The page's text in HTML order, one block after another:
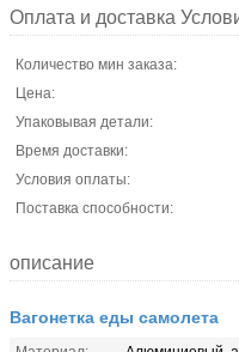
Оплата и доставка
Количество мин заказа:
Цена:
Упаковывая детали:
Время доставки:
Условия оплаты:
Поставка способности:
описание
Вагонетка еды самолета